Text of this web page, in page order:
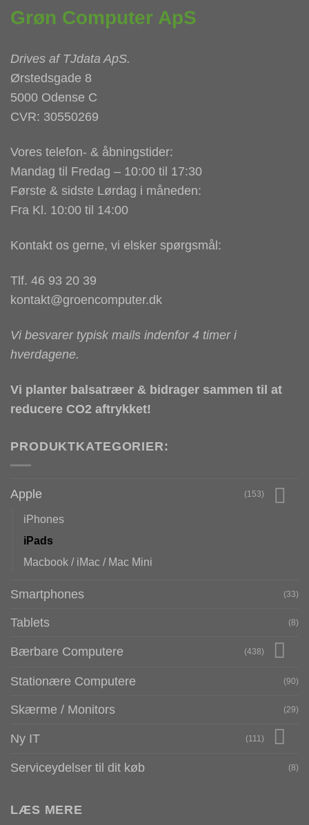
Grøn Computer ApS
Drives af TJdata ApS.
Ørstedsgade 8
5000 Odense C
CVR: 30550269
Vores telefon- & åbningstider:
Mandag til Fredag – 10:00 til 17:30
Første & sidste Lørdag i måneden:
Fra Kl. 10:00 til 14:00
Kontakt os gerne, vi elsker spørgsmål:
Tlf. 46 93 20 39
kontakt@groencomputer.dk
Vi besvarer typisk mails indenfor 4 timer i
hverdagene.
Vi planter balsatræer & bidrager sammen til at
reducere CO2 aftrykket!
PRODUKTKATEGORIER:
Apple (153)
iPhones
iPads
Macbook / iMac / Mac Mini
Smartphones (33)
Tablets (8)
Bærbare Computere (438)
Stationære Computere (90)
Skærme / Monitors (29)
Ny IT (111)
Serviceydelser til dit køb (8)
LÆS MERE